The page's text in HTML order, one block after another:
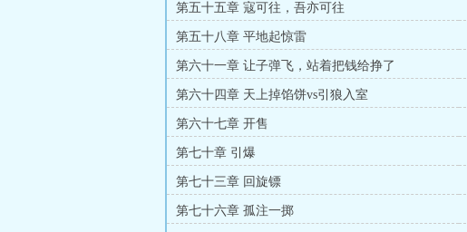
第五十五章 寇可往，吾亦可往
第五十八章 平地起惊雷
第六十一章 让子弹飞，站着把钱给挣了
第六十四章 天上掉馅饼vs引狼入室
第六十七章 开售
第七十章 引爆
第七十三章 回旋镖
第七十六章 孤注一掷